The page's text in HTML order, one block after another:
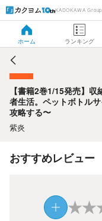
KADOKAWA Group
ホーム ランキング
【書籍2巻1/15発売
探索者生活。ペッ
を爆速で攻略する〜
【書籍2巻1/15発売】
者生活。ペットボトル
攻略する〜
紫炎
おすすめレビュー
★★